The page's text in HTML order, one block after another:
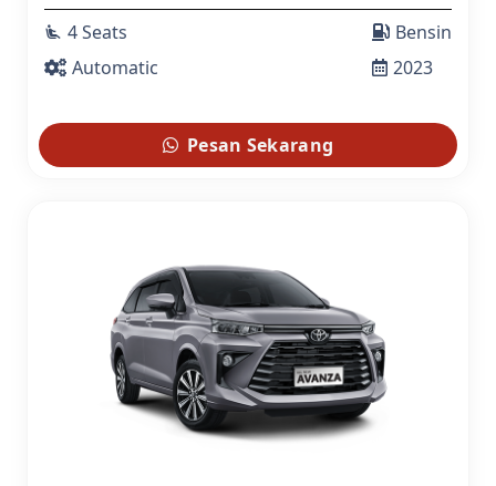
airline_seat_recline_extra 4 Seats
Automatic
Bensin
2023
Pesan Sekarang